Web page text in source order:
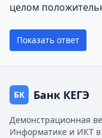
целом
Показать ответ
БК Банк КЕГЭ
Демонстрационная
Информатике и ИКТ